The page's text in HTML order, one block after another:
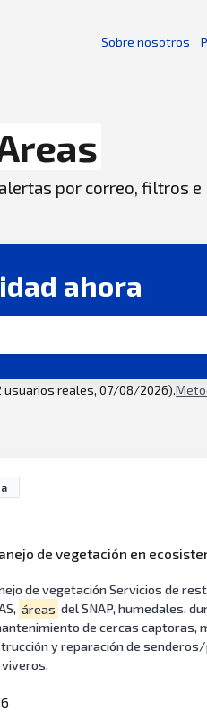
Sobre nosotros
por correo, filtros
ahora
usuarios reales, 07/08/2026).
de vegetación en
de vegetación Servicios de
áreas del SNAP, humedales,
de cercas
y reparación de